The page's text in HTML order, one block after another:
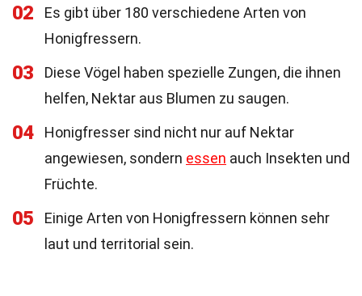
02
Es gibt über 180 verschiedene Arten von
Honigfressern.
03
Diese Vögel haben spezielle Zungen, die ihnen
helfen, Nektar aus Blumen zu saugen.
04
Honigfresser sind nicht nur auf Nektar
angewiesen, sondern essen auch Insekten und
Früchte.
05
Einige Arten von Honigfressern können sehr
laut und territorial sein.